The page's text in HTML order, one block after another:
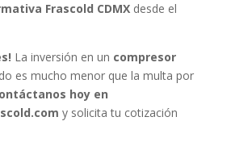
Frascold CDMXdesde el
La inversión en un compresor
es mucho menor que la multa por
hoy en
y solicita tu cotización